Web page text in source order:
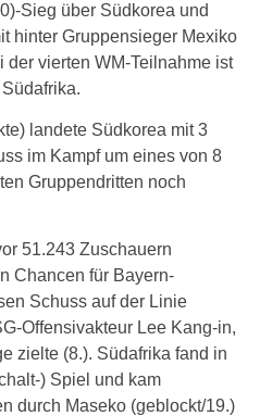
Sieg über Südkorea und
hinter Gruppensieger Mexiko
der vierten WM-Teilnahme ist
landete Südkorea mit 3
im Kampf um eines von 8
Gruppendritten noch
51.243 Zuschauern
Chancen für Bayern-
Schuss auf der Linie
Offensivakteur Lee Kang-in,
zielte (8.). Südafrika fand in
) Spiel und kam
durch Maseko (geblockt/19.)